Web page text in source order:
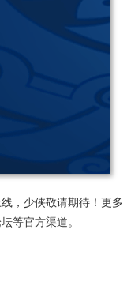
，少侠敬请期待！更多
等官方渠道。